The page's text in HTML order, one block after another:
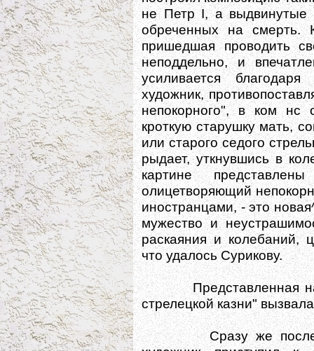
не Петр I, a выдвинутые
обреченных на смерть.
пришедшая проводить
неподдельно, и
усиливается
художник,
непокорного", в ком
кроткую старушку мать,
или старого седого
рыдает, уткнувшись в
картине
олицетворяющий
иностранцами, - это
мужество и
раскаяния и колебаний,
что удалось Сурикову.
Представленная на
стрелецкой казни"
Сразу же после